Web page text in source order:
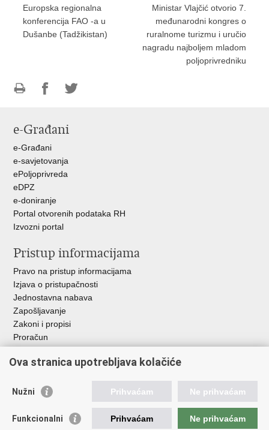
Europska regionalna
konferencija FAO -a u
Dušanbe (Tadžikistan)
Ministar Vlajčić otvorio 7.
međunarodni kongres o
ruralnome turizmu i uručio
nagradu najboljem mladom
poljoprivredniku
FacebookuTwitteru
e-Građani
e-Građani
e-savjetovanja
ePoljoprivreda
eDPZ
e-doniranje
Portal otvorenih podataka RH
Izvozni portal
Pristup informacijama
Pravo na pristup informacijama
Izjava o pristupačnosti
Jednostavna nabava
Zapošljavanje
Zakoni i propisi
Proračun
RH
Važne poveznice
Hrvatska agencija za poljoprivredu i hranu
Ova stranica upotrebljava kolačiće
Nužni Prihvaćam Ne prihvaćam
Funkcionalni Prihvaćam Ne prihvaćam